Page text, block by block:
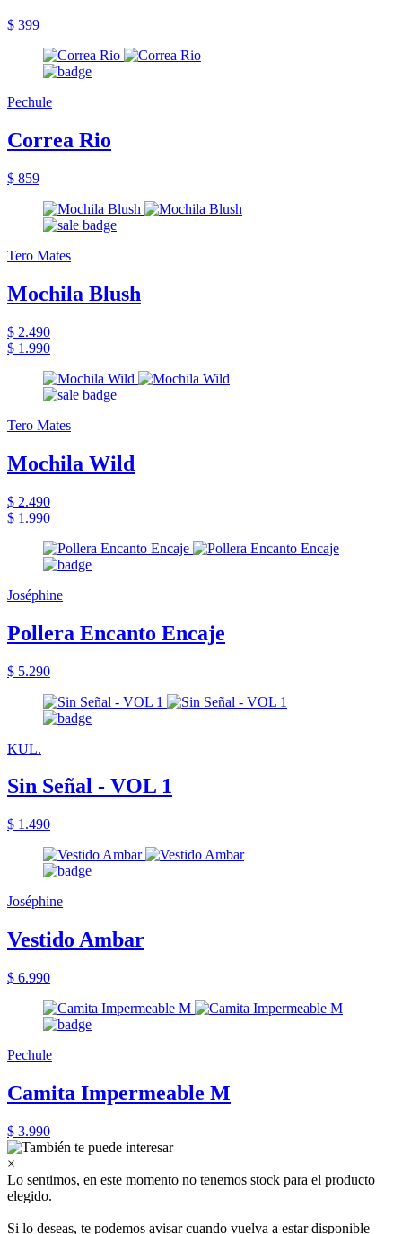
$ 399
Pechule
Correa Rio
$ 859
Tero Mates
Mochila Blush
$ 2.490
$ 1.990
Tero Mates
Mochila Wild
$ 2.490
$ 1.990
Joséphine
Pollera Encanto Encaje
$ 5.290
KUL.
Sin Señal - VOL 1
$ 1.490
Joséphine
Vestido Ambar
$ 6.990
Pechule
Camita Impermeable M
$ 3.990
×
Lo sentimos, en este momento no tenemos stock para el producto
elegido.
Si lo deseas, te podemos avisar cuando vuelva a estar disponible